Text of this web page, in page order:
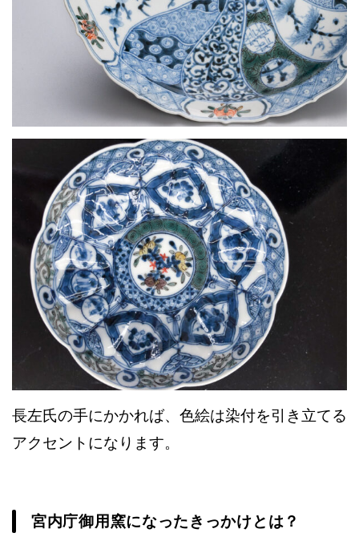
長左氏の手にかかれば、色絵は染付を引き立てる
アクセントになります。
宮内庁御用窯になったきっかけとは？